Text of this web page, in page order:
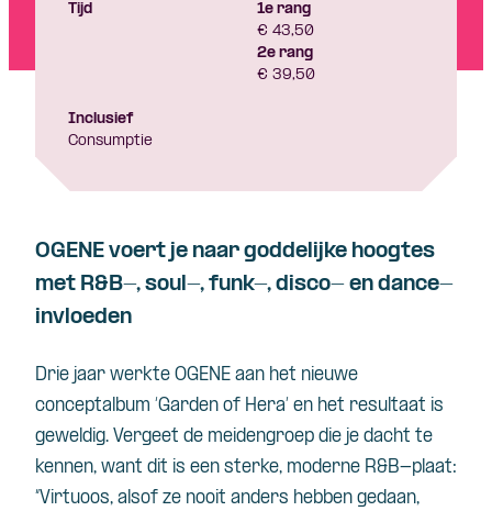
Tijd
1e rang
€ 43,50
2e rang
€ 39,50
Inclusief
Consumptie
OGENE voert je naar goddelijke hoogtes
met R&B-, soul-, funk-, disco- en dance-
invloeden
Drie jaar werkte OGENE aan het nieuwe
conceptalbum ‘Garden of Hera’ en het resultaat is
geweldig. Vergeet de meidengroep die je dacht te
kennen, want dit is een sterke, moderne R&B-plaat:
“Virtuoos, alsof ze nooit anders hebben gedaan,